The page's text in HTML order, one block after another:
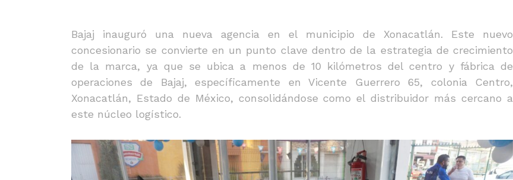
Bajaj inauguró una nueva agencia en el municipio de Xonacatlán. Este nuevo
concesionario se convierte en un punto clave dentro de la estrategia de crecimiento
de la marca, ya que se ubica a menos de 10 kilómetros del centro y fábrica de
operaciones de Bajaj, específicamente en Vicente Guerrero 65, colonia Centro,
Xonacatlán, Estado de México, consolidándose como el distribuidor más cercano a
este núcleo logístico.